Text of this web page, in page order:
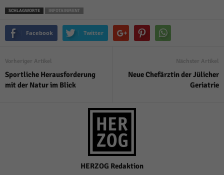
SCHLAGWORTE INFOTAINMENT
Facebook Twitter
Vorheriger Artikel
Sportliche Herausforderung
mit der Natur im Blick
Nächster Artikel
Neue Chefärztin der Jülicher
Geriatrie
HERZOG Redaktion